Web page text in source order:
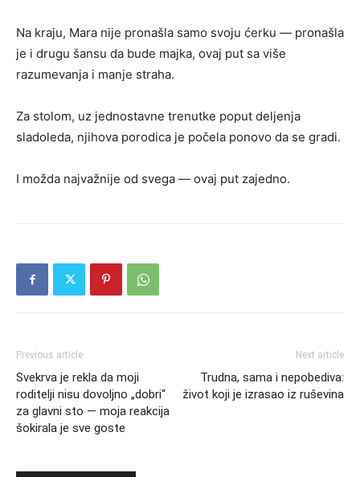
Na kraju, Mara nije pronašla samo svoju ćerku — pronašla
je i drugu šansu da bude majka, ovaj put sa više
razumevanja i manje straha.
Za stolom, uz jednostavne trenutke poput deljenja
sladoleda, njihova porodica je počela ponovo da se gradi.
I možda najvažnije od svega — ovaj put zajedno.
Previous article
Svekrva je rekla da moji
roditelji nisu dovoljno „dobri“
za glavni sto — moja reakcija
šokirala je sve goste
Next article
Trudna, sama i nepobediva:
život koji je izrasao iz ruševina